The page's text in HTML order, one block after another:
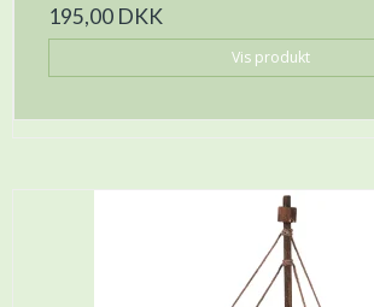
195,00 DKK
Vis produkt